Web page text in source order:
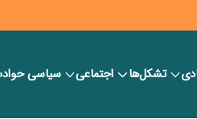
تشکل‌ها اجتماعی سیاسی
در بانک‌ها و صرافی‌ها